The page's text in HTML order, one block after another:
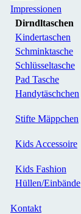
Impressionen
Dirndltaschen
Kindertaschen
Schminktasche
Schlüsseltasche
Pad Tasche
Handytäschchen
Stifte Mäppchen
Kids Accessoire
Kids Fashion
Hüllen/Einbände
Kontakt